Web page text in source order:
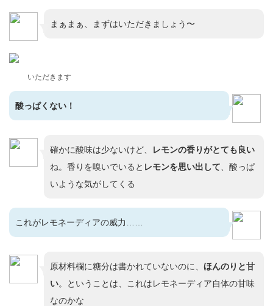
まぁまぁ、まずはいただきましょう〜
いただきます
酸っぱくない！
確かに酸味は少ないけど、
レモンの香りがとても良い
ね。香りを嗅いでいると レモンを思い出して 、酸っぱ
いような気がしてくる
これがレモネーディアの威力……
原材料欄に糖分は書かれていないのに、 ほんのりと甘
い。ということは、これはレモネーディア自体の甘味
なのかな